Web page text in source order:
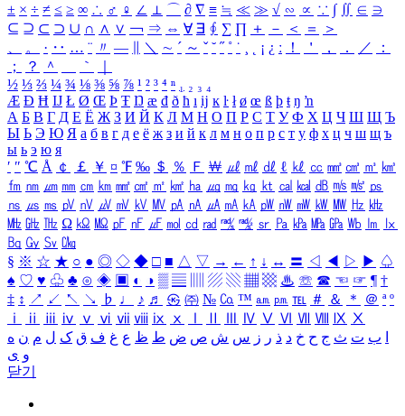
± × ÷ ≠ ≤ ≥ ∞ ∴ ♂ ♀ ∠ ⊥ ⌒ ∂ ∇ ≡ ≒ ≪ ≫ √ ∽ ∝ ∵ ∫ ∬ ∈ ∋
⊆ ⊇ ⊂ ⊃ ∪ ∩ ∧ ∨ ￢ ⇒ ⇔ ∀ ∃ ∮ ∑ ∏ ＋ － ＜ ＝
＞
、
。 · ‥ … ¨ 〃 ― ＼ ∼ ´ ～ ˇ ˘ ˝ ˚ ˙ ¸ ¡ ¿ ː ！ ＇ ， ． ／
：
；
？ ＾ ｀
½ ⅓ ⅔ ¼ ¾ ⅛ ⅜ ⅝ ⅞ ¹ ² ³ ⁴ ⁿ ₁ ₂ ₃ ₄
Æ Ð Ħ Ĳ Ł Ø Œ Þ Ŧ Ŋ æ đ ð ħ ı ĳ ĸ ŀ ł ø œ ß þ ŧ ŋ ŉ
А Б В Г Д Е Ё Ж З И Й К Л М Н О П Р С Т У Ф Х Ц Ч Ш Щ Ъ
Ы Ь Э Ю Я а б в г д е ё ж з и й к л м н о п р с т у ф х ц ч ш щ ъ
ы ь э ю я
′ ″ ℃ Å ￠ ￡ ￥ ¤ ℉ ‰ ＄ ％ Ｆ ￦ ㎕ ㎖ ㎗ ℓ ㎘ ㏄ ㎣ ㎤ ㎥ ㎦
㎙ ㎚ ㎛ ㎜ ㎝ ㎞ ㎟ ㎠ ㎡ ㎢ ㏊ ㎍ ㎎ ㎏ ㏏ ㎈ ㎉ ㏈ ㎧ ㎨ ㎰
㎱ ㎲ ㎳ ㎴ ㎵ ㎶ ㎷ ㎸ ㎹ ㎀ ㎁ ㎂ ㎃ ㎄ ㎺ ㎻ ㎽ ㎾ ㎿ ㎐ ㎑
㎒ ㎓ ㎔ Ω ㏀ ㏁ ㎊ ㎋ ㎌ ㏖ ㏅ ㎭ ㎮ ㎯ ㏛ ㎩ ㎪ ㎫ ㎬ ㏝ ㏐
㏓
㏃ ㏉ ㏜ ㏆
§ ※ ☆ ★ ○ ● ◎ ◇ ◆ □ ■ △ ▽ → ← ↑ ↓ ↔ 〓 ◁ ◀ ▷ ▶ ♤
♠ ♡ ♥ ♧ ♣ ⊙ ◈ ▣ ◐ ◑ ▒ ▤ ▨ ▧ ▦ ▩ ♨ ☏ ☎ ☜ ☞ ¶ †
‡ ↕ ↗ ↙ ↖ ↘ ♭ ♩ ♪ ♬ ㉿ ㈜ № ㏇ ™ ㏂ ㏘ ℡ ＃ ＆ ＊ ＠ ª º
ⅰ
ⅱ ⅲ ⅳ ⅴ ⅵ ⅶ ⅷ ⅸ ⅹ Ⅳ Ⅴ Ⅵ Ⅶ Ⅷ Ⅸ Ⅹ
ب ت ث ج ح خ د ذ ر ز س ش ص ض ط ظ ع غ ف ق ک ل م ن ه
و ی
닫기